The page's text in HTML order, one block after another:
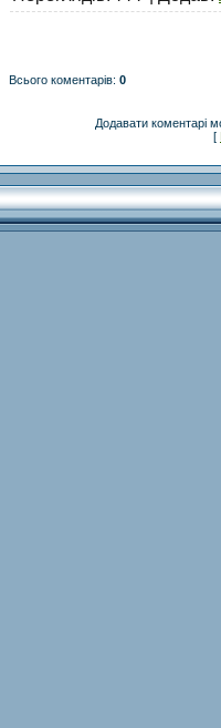
Всього коментарів: 0
Додавати коментарі
[